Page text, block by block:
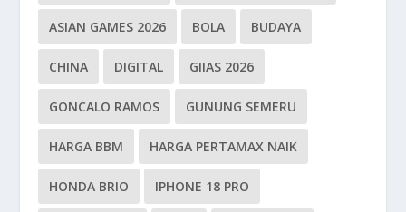
ASIAN GAMES 2026 BOLA BUDAYA
CHINA DIGITAL GIIAS 2026
GONCALO RAMOS GUNUNG SEMERU
HARGA BBM HARGA PERTAMAX NAIK
HONDA BRIO IPHONE 18 PRO